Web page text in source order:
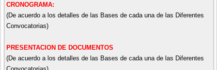
CRONOGRAMA:
(De acuerdo a los detalles de las Bases de cada una de las Diferentes
Convocatorias)
PRESENTACION DE DOCUMENTOS
(De acuerdo a los detalles de las Bases de cada una de las Diferentes